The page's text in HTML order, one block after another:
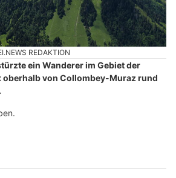
REDAKTION
ein Wanderer im Gebiet der
oberhalb von Collombey-Muraz rund